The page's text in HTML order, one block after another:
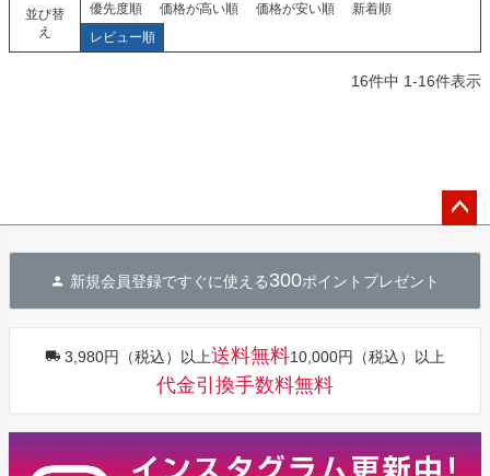
並び替
え
優先度順 価格が高い順 価格が安い順
新着順
レビュー順
16件中 1-16件表示
へ
新規会員登録ですぐに使える300ポイントプレゼント
3,980円（税込）以上送料無料10,000円（税込）以上
代金引換手数料無料